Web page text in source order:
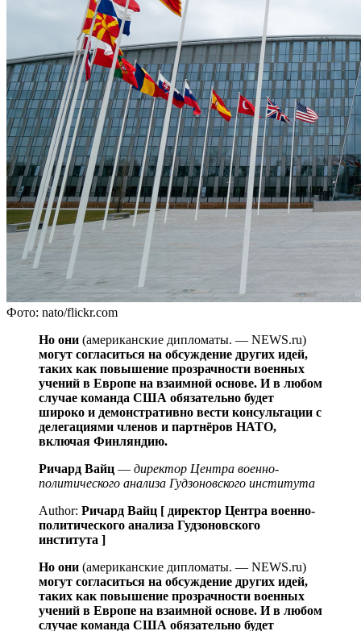
Фото: nato/flickr.com
Но они (американские дипломаты. — NEWS.ru)
могут согласиться на обсуждение других идей,
таких как повышение прозрачности военных
учений в Европе на взаимной основе. И в любом
случае команда США обязательно будет
широко и демонстративно вести консультации с
делегациями членов и партнёров НАТО,
включая Финляндию.
Ричард Вайц — директор Центра военно-
политического анализа Гудзоновского института
Author: Ричард Вайц [ директор Центра военно-
политического анализа Гудзоновского
института ]
Но они (американские дипломаты. — NEWS.ru)
могут согласиться на обсуждение других идей,
таких как повышение прозрачности военных
учений в Европе на взаимной основе. И в любом
случае команда США обязательно будет